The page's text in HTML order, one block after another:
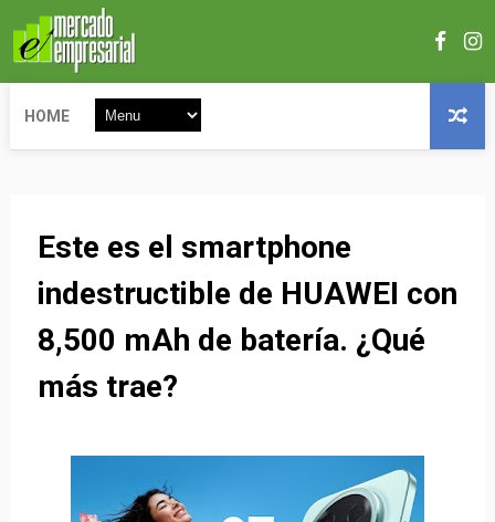
HOME
Este es el smartphone
indestructible de HUAWEI con
8,500 mAh de batería. ¿Qué
más trae?